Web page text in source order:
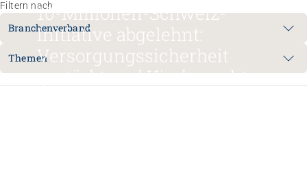
Filtern nach
Branchenverband
Themen
10-Millionen-Schweiz-
Initiative abgelehnt:
Versorgungssicherheit
gestärkt und Kinderrechte